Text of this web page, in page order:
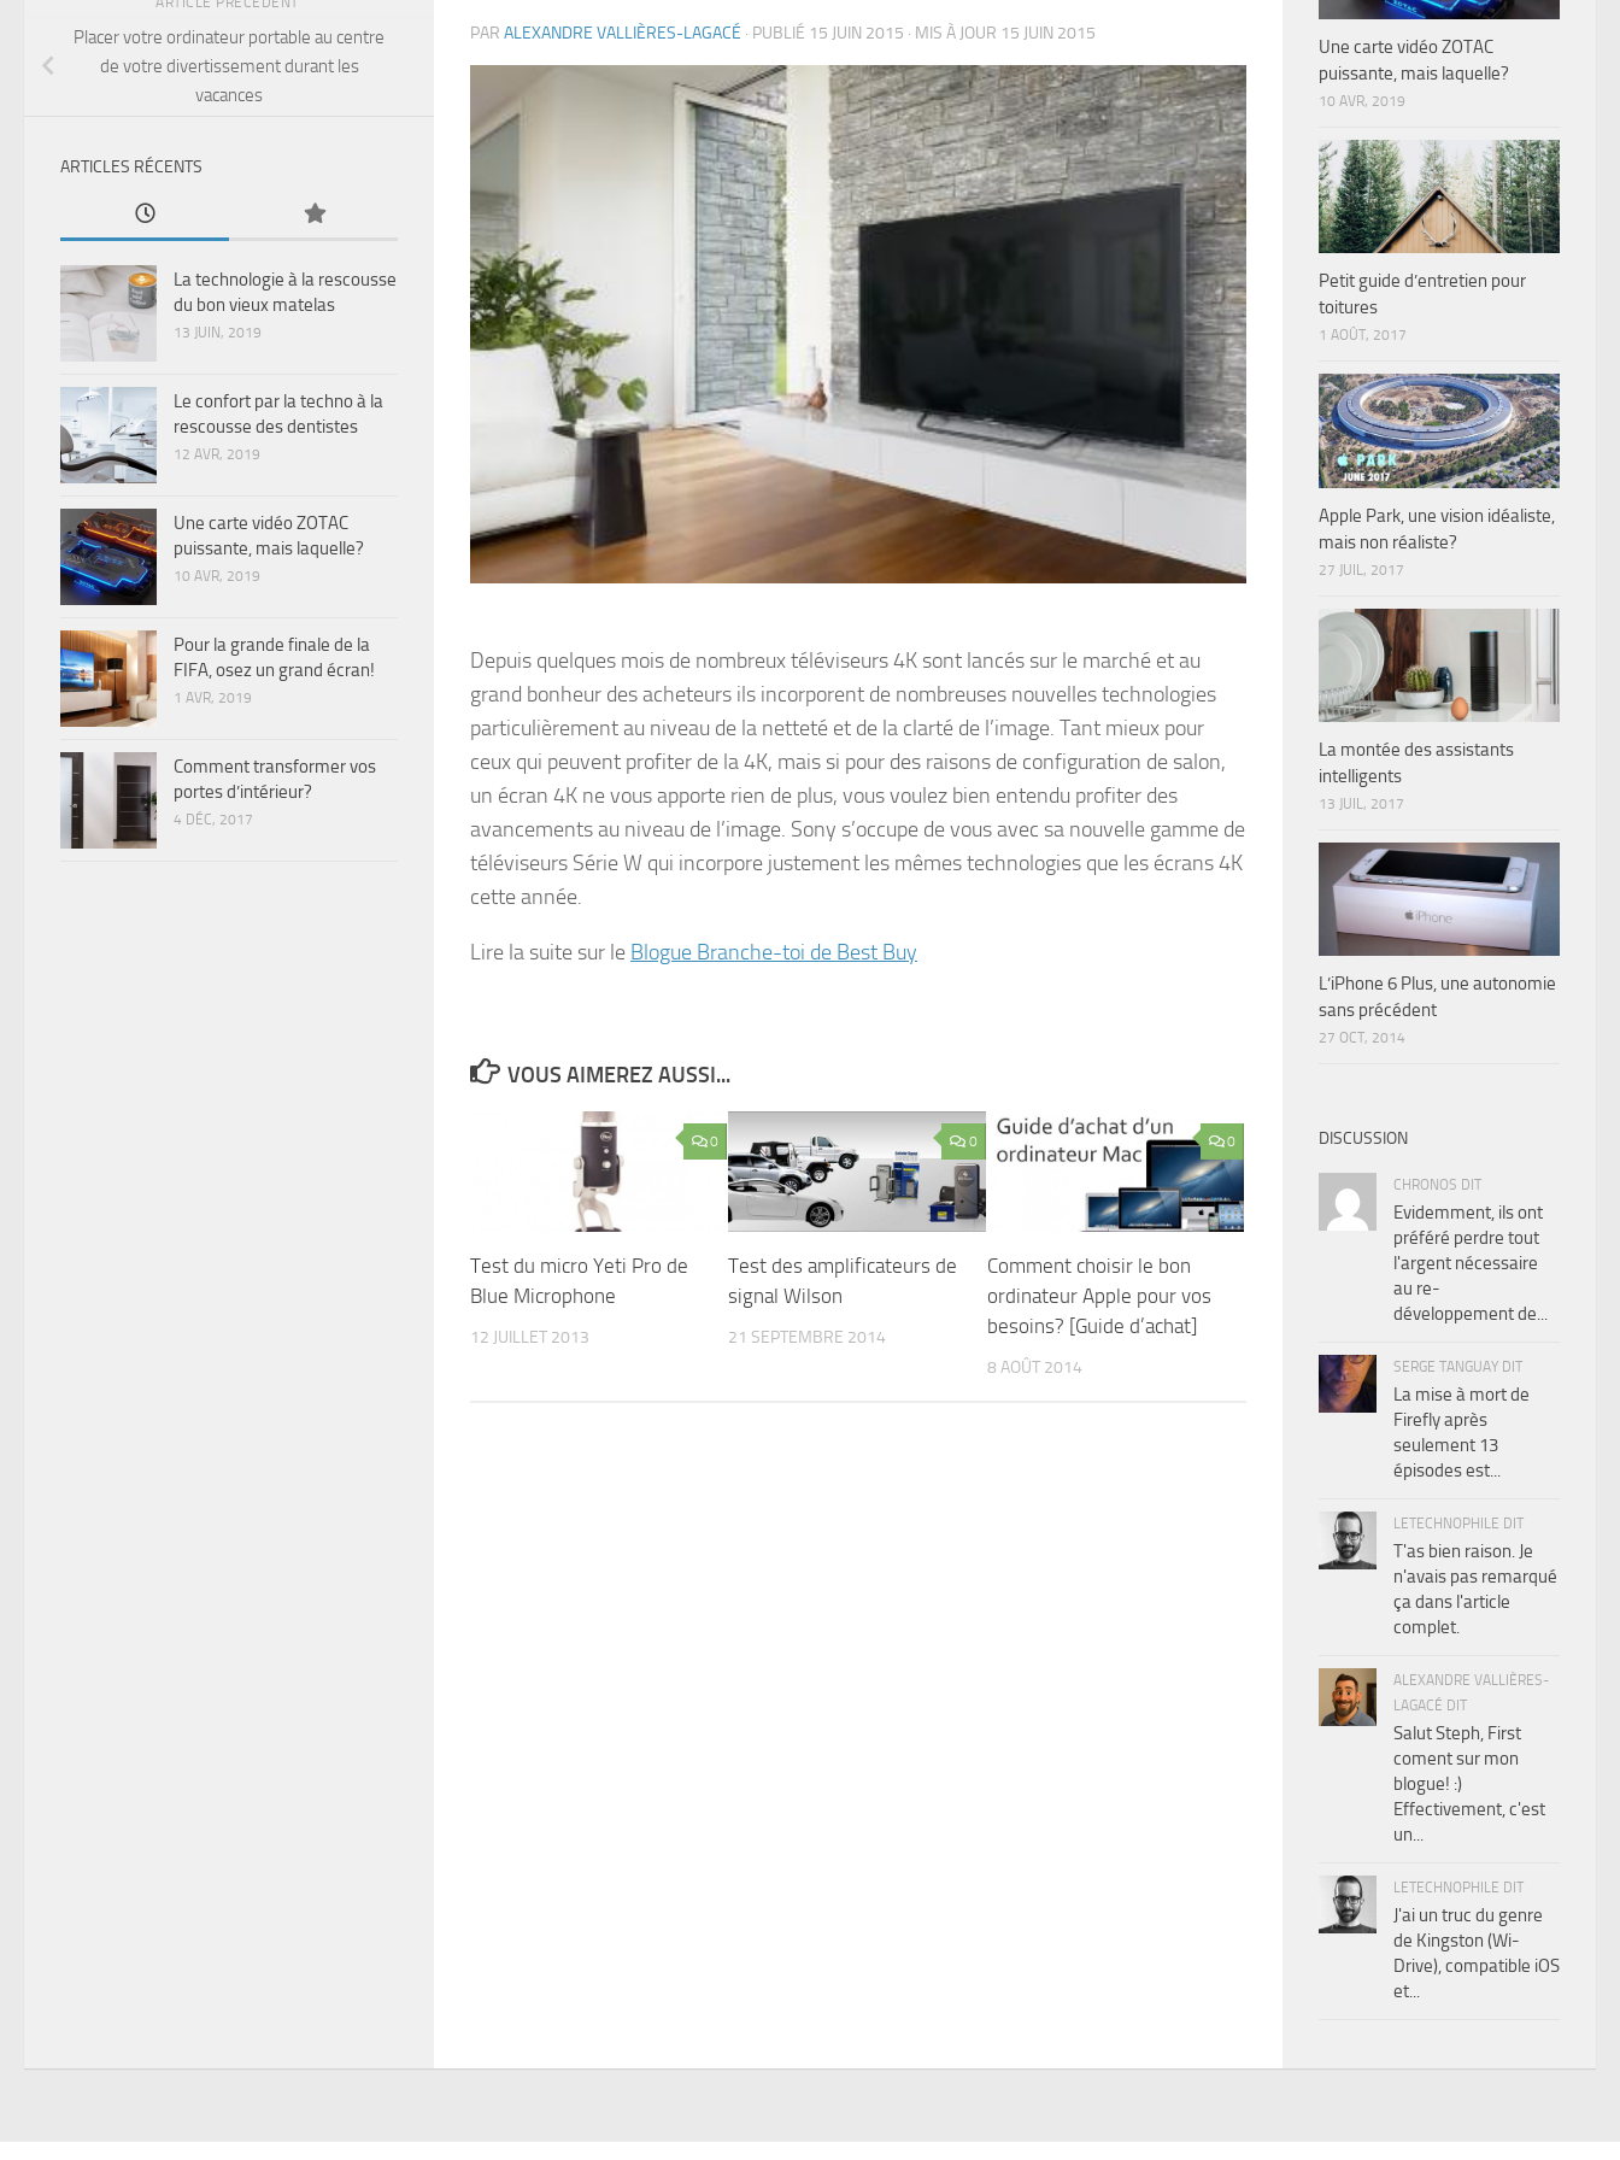
PAR ALEXANDRE VALLIÈRES-LAGACÉ · PUBLIÉ 15 JUIN 2015 · MIS À JOUR 15 JUIN 2015
Depuis quelques mois de nombreux téléviseurs 4K sont lancés sur le marché et au
grand bonheur des acheteurs ils incorporent de nombreuses nouvelles technologies
particulièrement au niveau de la netteté et de la clarté de l’image. Tant mieux pour
ceux qui peuvent profiter de la 4K, mais si pour des raisons de configuration de salon,
un écran 4K ne vous apporte rien de plus, vous voulez bien entendu profiter des
avancements au niveau de l’image. Sony s’occupe de vous avec sa nouvelle gamme de
téléviseurs Série W qui incorpore justement les mêmes technologies que les écrans 4K
cette année.
Lire la suite sur le Blogue Branche-toi de Best Buy
VOUS AIMEREZ AUSSI...
0
Test du micro Yeti Pro de
Blue Microphone
12 JUILLET 2013
0
Test des amplificateurs de
signal Wilson
21 SEPTEMBRE 2014
0
Comment choisir le bon
ordinateur Apple pour vos
besoins? [Guide d’achat]
8 AOÛT 2014
Placer votre ordinateur portable au centre
de votre divertissement durant les
vacances
ARTICLES RÉCENTS
La technologie à la rescousse
du bon vieux matelas
13 JUIN, 2019
Le confort par la techno à la
rescousse des dentistes
12 AVR, 2019
Une carte vidéo ZOTAC
puissante, mais laquelle?
10 AVR, 2019
Pour la grande finale de la
FIFA, osez un grand écran!
1 AVR, 2019
Comment transformer vos
portes d’intérieur?
4 DÉC, 2017
Une carte vidéo ZOTAC
puissante, mais laquelle?
10 AVR, 2019
Petit guide d’entretien pour
toitures
1 AOÛT, 2017
Apple Park, une vision idéaliste,
mais non réaliste?
27 JUIL, 2017
La montée des assistants
intelligents
13 JUIL, 2017
L’iPhone 6 Plus, une autonomie
sans précédent
27 OCT, 2014
DISCUSSION
CHRONOS DIT
Evidemment, ils ont
préféré perdre tout
l'argent nécessaire
au re-
développement de...
SERGE TANGUAY DIT
La mise à mort de
Firefly après
seulement 13
épisodes est...
LETECHNOPHILE DIT
T'as bien raison. Je
n'avais pas remarqué
ça dans l'article
complet.
ALEXANDRE VALLIÈRES-
LAGACÉ DIT
Salut Steph, First
coment sur mon
blogue! :)
Effectivement, c'est
un...
LETECHNOPHILE DIT
J'ai un truc du genre
de Kingston (Wi-
Drive), compatible iOS
et...